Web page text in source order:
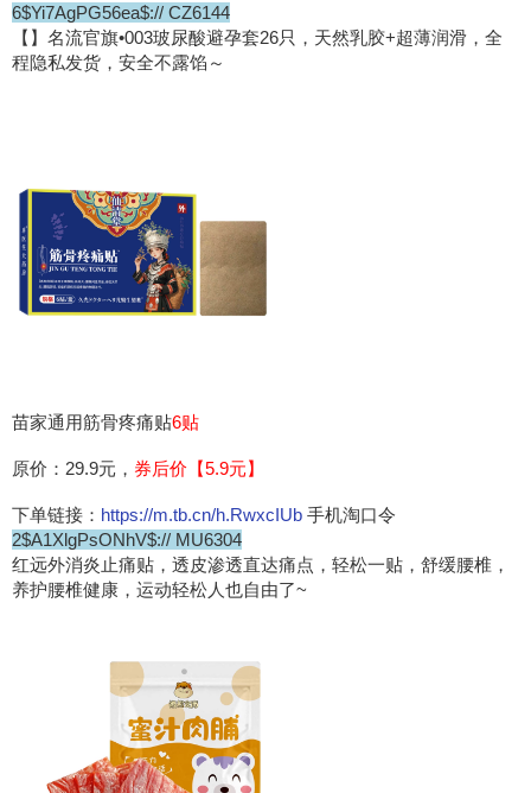
6$Yi7AgPG56ea$:// CZ6144
【】名流官旗•003玻尿酸避孕套26只，天然乳胶+超薄润滑，全
程隐私发货，安全不露馅～
苗家通用筋骨疼痛贴6贴
原价：29.9元， 券后价【5.9元】
下单链接： https://m.tb.cn/h.RwxcIUb 手机淘口令
2$A1XlgPsONhV$:// MU6304
红远外消炎止痛贴，透皮渗透直达痛点，轻松一贴，舒缓腰椎，
养护腰椎健康，运动轻松人也自由了~